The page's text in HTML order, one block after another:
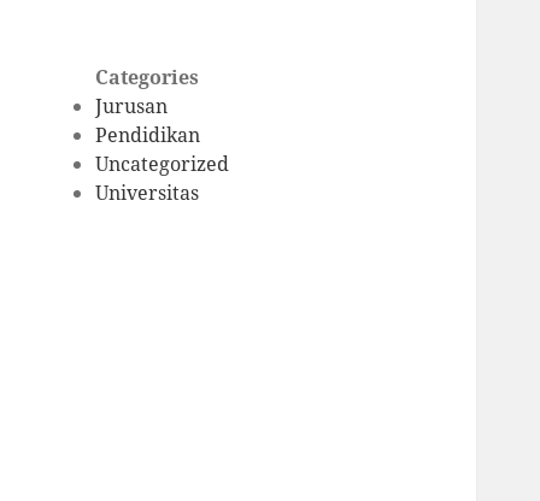
Categories
Jurusan
Pendidikan
Uncategorized
Universitas